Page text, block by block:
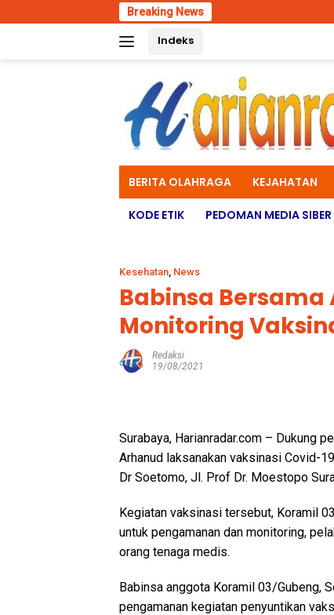
to
Breaking News Wadan Kodaeral
Indeks
BERITA OLAHRAGA KEJAHATAN
KODE ETIK PEDOMAN MEDIA SIBER
Kesehatan, News
Babinsa Bersama
Monitoring
Redaksi
19/08/2021
Surabaya, Harianradar.com – Dukung
Arhanud laksanakan vaksinasi Covid-
Dr Soetomo, Jl. Prof Dr. Moestopo
Kegiatan vaksinasi tersebut, Koramil
untuk pengamanan dan monitoring,
orang tenaga medis.
Babinsa anggota Koramil 03/Gubeng,
pengamanan kegiatan penyuntikan